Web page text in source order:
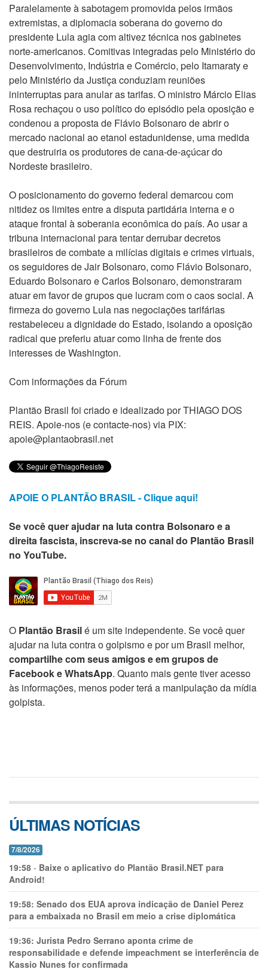
Paralelamente à sabotagem promovida pelos irmãos
extremistas, a diplomacia soberana do governo do
presidente Lula agia com altivez técnica nos gabinetes
norte-americanos. Comitivas integradas pelo Ministério do
Desenvolvimento, Indústria e Comércio, pelo Itamaraty e
pelo Ministério da Justiça conduziam reuniões
ininterruptas para anular as tarifas. O ministro Márcio Elias
Rosa rechaçou o uso político do episódio pela oposição e
condenou a proposta de Flávio Bolsonaro de abrir o
mercado nacional ao etanol estadunidense, uma medida
que destruiria os produtores de cana-de-açúcar do
Nordeste brasileiro.
O posicionamento do governo federal demarcou com
nitidez os limites entre a disputa partidária interna e o
ataque frontal à soberania econômica do país. Ao usar a
tribuna internacional para tentar derrubar decretos
brasileiros de combate a milícias digitais e crimes virtuais,
os seguidores de Jair Bolsonaro, como Flávio Bolsonaro,
Eduardo Bolsonaro e Carlos Bolsonaro, demonstraram
atuar em favor de grupos que lucram com o caos social. A
firmeza do governo Lula nas negociações tarifárias
restabeleceu a dignidade do Estado, isolando a oposição
radical que preferiu atuar como linha de frente dos
interesses de Washington.
Com informações da Fórum
Plantão Brasil foi criado e idealizado por THIAGO DOS
REIS. Apoie-nos (e contacte-nos) via PIX:
apoie@plantaobrasil.net
APOIE O PLANTÃO BRASIL - Clique aqui!
Se você quer ajudar na luta contra Bolsonaro e a
direita fascista, inscreva-se no canal do Plantão Brasil
no YouTube.
O Plantão Brasilé um site independente. Se você quer
ajudar na luta contra o golpismo e por um Brasil melhor,
compartilhe com seus amigos e em grupos de
Facebook e WhatsApp. Quanto mais gente tiver acesso
às informações, menos poder terá a manipulação da mídia
golpista.
ÚLTIMAS NOTÍCIAS
7/8/2026
19:58 - Baixe o aplicativo do Plantão Brasil.NET para
Android!
19:58: Senado dos EUA aprova indicação de Daniel Perez
para a embaixada no Brasil em meio a crise diplomática
19:36: Jurista Pedro Serrano aponta crime de
responsabilidade e defende impeachment se interferência de
Kassio Nunes for confirmada